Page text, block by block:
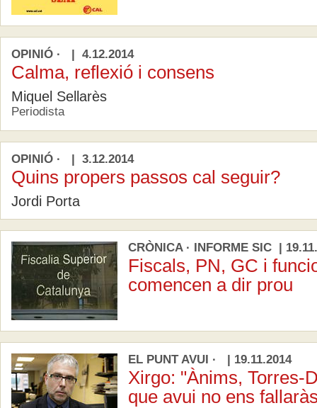
OPINIÓ · | 4.12.2014
Calma, reflexió i consens
Miquel Sellarès
Periodista
OPINIÓ · | 3.12.2014
Quins propers passos cal seguir?
Jordi Porta
CRÒNICA · INFORME SIC |
Fiscals, PN, GC i
comencen a dir prou
EL PUNT AVUI · | 19.11.2014
Xirgo: "Ànims, Torres-
que avui no ens